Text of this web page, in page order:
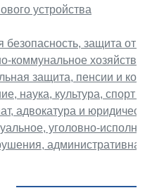
устройства
защита от
хозяйство
защита, пенсии и
наука, культура, спорт
адвокатура и
уголовно-
административная